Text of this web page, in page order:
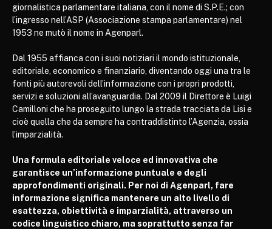
giornalistica parlamentare italiana, con il nome di S.P.E.; con
l’ingresso nell’ASP (Associazione stampa parlamentare) nel
1953 ne mutò il nome in Agenparl.
Dal 1955 affianca con i suoi notiziari il mondo istituzionale,
editoriale, economico e finanziario, diventando oggi una tra le
fonti più autorevoli dell’informazione con i propri prodotti,
servizi e soluzioni all’avanguardia. Dal 2009 il Direttore è Luigi
Camilloni che ha proseguito lungo la strada tracciata da Lisi e
cioè quella che da sempre ha contraddistinto l’Agenzia, ossia
l’imparzialità.
Una formula editoriale veloce ed innovativa che
garantisce un’informazione puntuale e degli
approfondimenti originali. Per noi di Agenparl, fare
informazione significa mantenere un alto livello di
esattezza, obiettività e imparzialità, attraverso un
codice linguistico chiaro, ma soprattutto senza far